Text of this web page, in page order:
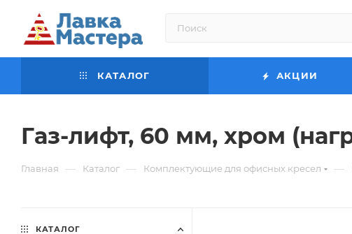
КАТАЛОГ АКЦИИ
Газ-лифт, 60 мм, хром
Главная — Каталог — Комплектующие для офисных кресел —
КАТАЛОГ